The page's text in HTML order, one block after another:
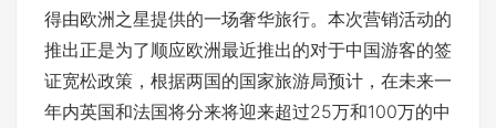
得由欧洲之星提供的一场奢华旅行。本次营销活动的
推出正是为了顺应欧洲最近推出的对于中国游客的签
证宽松政策，根据两国的国家旅游局预计，在未来一
年内英国和法国将分来将迎来超过25万和100万的中